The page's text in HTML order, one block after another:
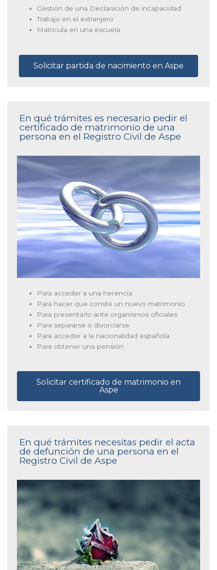
Gestión de una Declaración de incapacidad
Trabajo en el extranjero
Matricula en una escuela
Solicitar partida de nacimiento en Aspe
En qué trámites es necesario pedir el
certificado de matrimonio de una
persona en el Registro Civil de Aspe
Para acceder a una herencia
Para hacer que conste un nuevo matrimonio
Para presentarlo ante organismos oficiales
Para separarse o divorciarse
Para acceder a la nacionalidad española
Para obtener una pensión
Solicitar certificado de matrimonio en
Aspe
En qué trámites necesitas pedir el acta
de defunción de una persona en el
Registro Civil de Aspe